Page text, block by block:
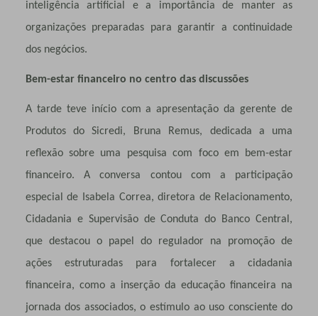
inteligência artificial e a importância de manter as
organizações preparadas para garantir a continuidade
dos negócios.
Bem-estar financeiro no centro das discussões
A tarde teve início com a apresentação da gerente de
Produtos do Sicredi, Bruna Remus, dedicada a uma
reflexão sobre uma pesquisa com foco em bem-estar
financeiro. A conversa contou com a participação
especial de Isabela Correa, diretora de Relacionamento,
Cidadania e Supervisão de Conduta do Banco Central,
que destacou o papel do regulador na promoção de
ações estruturadas para fortalecer a cidadania
financeira, como a inserção da educação financeira na
jornada dos associados, o estímulo ao uso consciente do